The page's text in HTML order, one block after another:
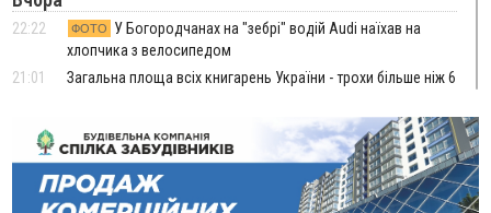
22:22 ФОТО
У Богородчанах на "зебрі" водій Audi наїхав на
хлопчика з велосипедом
21:01
Загальна площа всіх книгарень України - трохи більше ніж 6
20:47
На "зебрі" у Франківську два мотоциклісти збили жінку
18:55
Прикарпаття серед лідерів за будівництвом новобудов і
рекордсмен за зростанням цін на житло
16:48
ВІДЕО Де безпечно купатися на Прикарпатті?